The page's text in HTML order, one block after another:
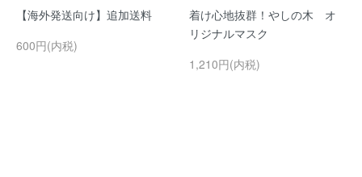
【海外発送向け】追加送料
600円(内税)
着け心地抜群！やしの木 オ
リジナルマスク
1,210円(内税)